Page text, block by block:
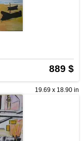
889 $
19.69 x 18.90 in